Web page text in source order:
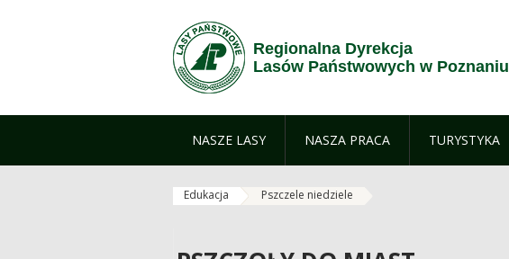
Regionalna Dyrekcja
Lasów Państwowych w Poznaniu
NASZE LASY NASZA PRACA TURYSTYKA
Edukacja Pszczele niedziele